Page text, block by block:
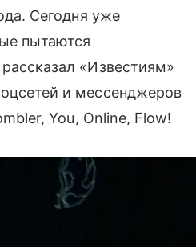
Сегодня уже
пытаются
«Известиям»
и мессенджеров
You, Online, Flow!